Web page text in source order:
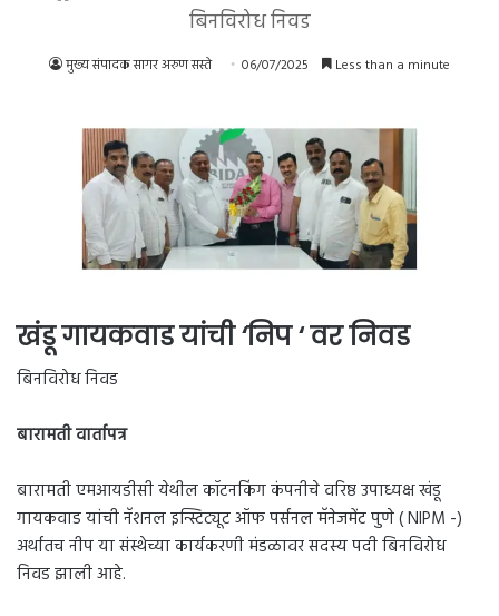
बिनविरोध निवड
मुख्य संपादक सागर अरुण सस्ते 06/07/2025 Less than a minute
खंडू गायकवाड यांची ‘निप ‘ वर निवड
बिनविरोध निवड
बारामती वार्तापत्र
बारामती एमआयडीसी येथील कॉटनकिंग कंपनीचे वरिष्ठ उपाध्यक्ष खंडू
गायकवाड यांची नॅशनल इन्स्टिट्यूट ऑफ पर्सनल मॅनेजमेंट पुणे ( NIPM -)
अर्थातच नीप या संस्थेच्या कार्यकरणी मंडळावर सदस्य पदी बिनविरोध
निवड झाली आहे.